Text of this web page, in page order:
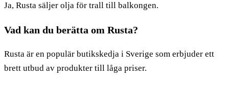
Ja, Rusta säljer olja för trall till balkongen.
Vad kan du berätta om Rusta?
Rusta är en populär butikskedja i Sverige som erbjuder ett
brett utbud av produkter till låga priser.